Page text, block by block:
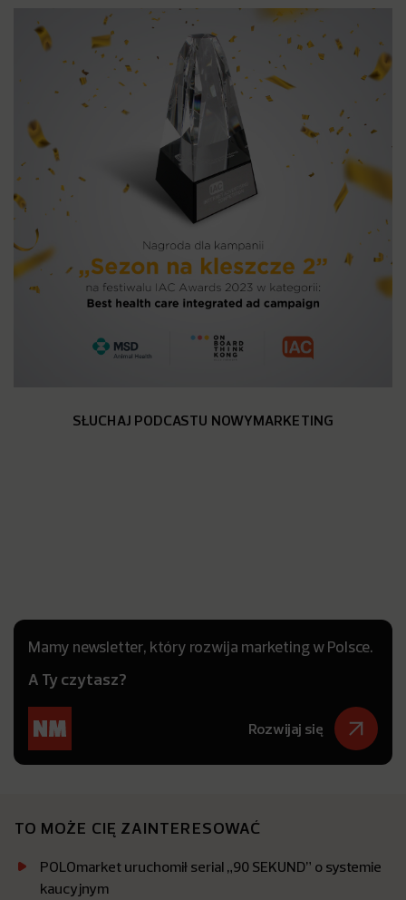
SŁUCHAJ PODCASTU NOWYMARKETING
Mamy newsletter, który rozwija marketing w Polsce.
A Ty czytasz?
Rozwijaj się
TO MOŻE CIĘ ZAINTERESOWAĆ
POLOmarket uruchomił serial „90 SEKUND” o systemie
kaucyjnym